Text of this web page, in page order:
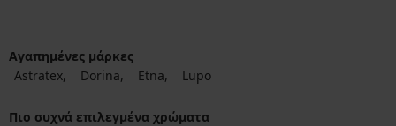
Αγαπημένες μάρκες
Astratex
Dorina Etna Lupo
Πιο συχνά επιλεγμένα χρώματα